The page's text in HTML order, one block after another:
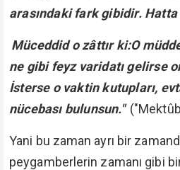
arasındaki fark gibidir.
Müceddid o zâttır ki:O
ne gibi feyz varidatı gelirse
İsterse o vaktin kutupları,
nücebası bulunsun."
Yani bu zaman ayrı bir
peygamberlerin zamanı gibi